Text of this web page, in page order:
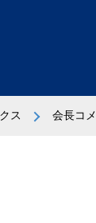
ス 会長コ